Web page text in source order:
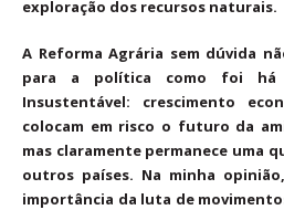
exploração dos recursos naturais.
A Reforma Agrária sem dúvida
para a política como foi há
Insustentável: crescimento
colocam em risco o futuro da
mas claramente permanece uma
outros países. Na minha
importância da luta de